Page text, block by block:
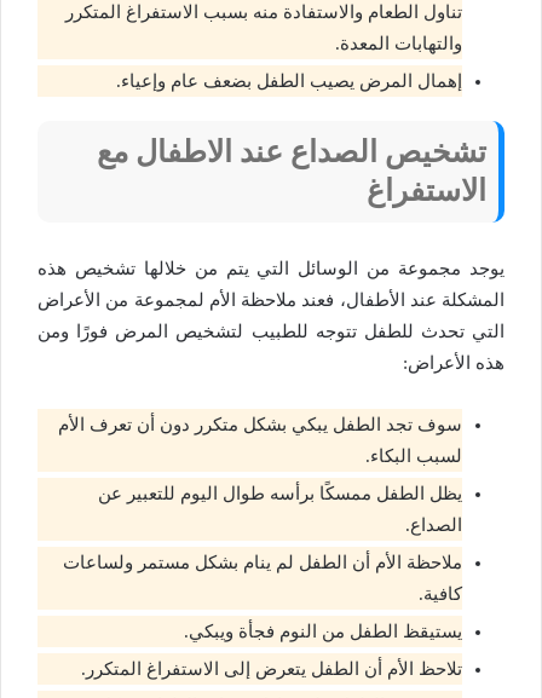
تناول الطعام والاستفادة منه بسبب الاستفراغ المتكرر
والتهابات المعدة.
إهمال المرض يصيب الطفل بضعف عام وإعياء.
تشخيص الصداع عند الاطفال مع
الاستفراغ
يوجد مجموعة من الوسائل التي يتم من خلالها تشخيص هذه
المشكلة عند الأطفال، فعند ملاحظة الأم لمجموعة من الأعراض
التي تحدث للطفل تتوجه للطبيب لتشخيص المرض فورًا ومن
هذه الأعراض:
سوف تجد الطفل يبكي بشكل متكرر دون أن تعرف الأم
لسبب البكاء.
يظل الطفل ممسكًا برأسه طوال اليوم للتعبير عن
الصداع.
ملاحظة الأم أن الطفل لم ينام بشكل مستمر ولساعات
كافية.
يستيقظ الطفل من النوم فجأة ويبكي.
تلاحظ الأم أن الطفل يتعرض إلى الاستفراغ المتكرر.